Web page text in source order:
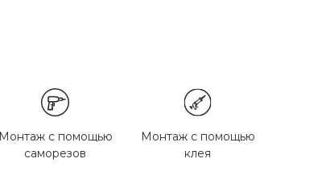
Монтаж с помощью
саморезов
Монтаж с помощью
клея